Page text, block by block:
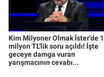
Kim Milyoner Olmak İster'de 1
milyon TL'lik soru açıldı! İşte
geceye damga vuran
yarışmacının cevabı...